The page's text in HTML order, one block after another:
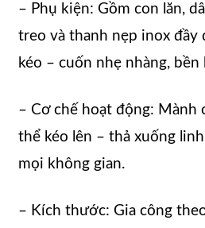
– Phụ kiện: Gồm con lăn,
treo và thanh nẹp inox đầy
kéo – cuốn nhẹ nhàng, bền
– Cơ chế hoạt động: Mành
thể kéo lên – thả xuống
mọi không gian.
– Kích thước: Gia công